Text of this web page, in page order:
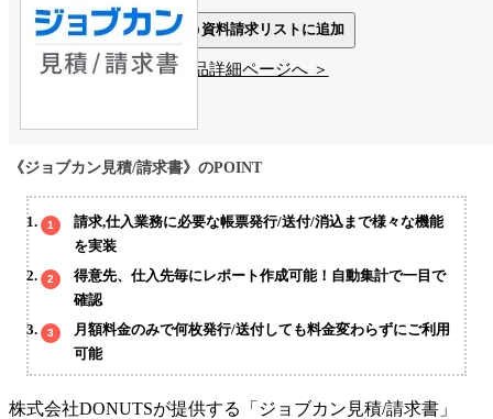
資料請求リストに追加
製品詳細ページへ ＞
《ジョブカン見積/請求書》のPOINT
請求,仕入業務に必要な帳票発行/送付/消込まで様々な機能
を実装
得意先、仕入先毎にレポート作成可能！自動集計で一目で
確認
月額料金のみで何枚発行/送付しても料金変わらずにご利用
可能
株式会社DONUTSが提供する「ジョブカン見積/請求書」